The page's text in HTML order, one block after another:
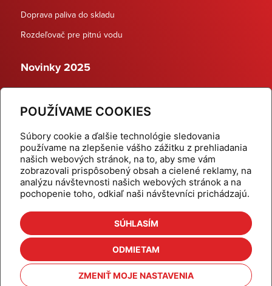
POUŽÍVAME COOKIES
Súbory cookie a ďalšie technológie sledovania
používame na zlepšenie vášho zážitku z prehliadania
našich webových stránok, na to, aby sme vám
zobrazovali prispôsobený obsah a cielené reklamy, na
analýzu návštevnosti našich webových stránok a na
pochopenie toho, odkiaľ naši návštevníci prichádzajú.
SÚHLASÍM
ODMIETAM
ZMENIŤ MOJE NASTAVENIA
Doprava paliva do skladu
Rozdeľovač pre pitnú vodu
Novinky 2025
Dynamické termostatické ventily
Domov
Produkty
Aktuality
Odber šikovné tipy
Kalkulačky
Cenníky
Na stiahnutie
Referencie
Kontakt